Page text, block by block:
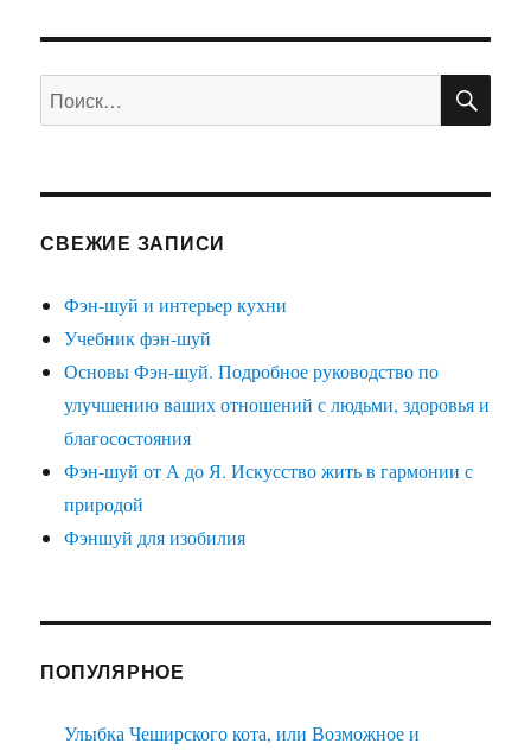
Искать:
СВЕЖИЕ ЗАПИСИ
Фэн-шуй и интерьер кухни
Учебник фэн-шуй
Основы Фэн-шуй. Подробное руководство по
улучшению ваших отношений с людьми, здоровья и
благосостояния
Фэн-шуй от А до Я. Искусство жить в гармонии с
природой
Фэншуй для изобилия
ПОПУЛЯРНОЕ
Улыбка Чеширского кота, или Возможное и